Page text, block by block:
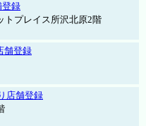
登録
トプレイス所沢北原2階
舗登録
店舗登録